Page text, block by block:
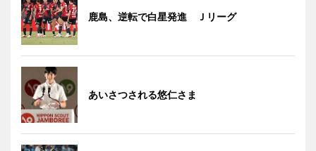
鹿島、逆転で白星発進 Ｊリーグ
あいさつされる悠仁さま